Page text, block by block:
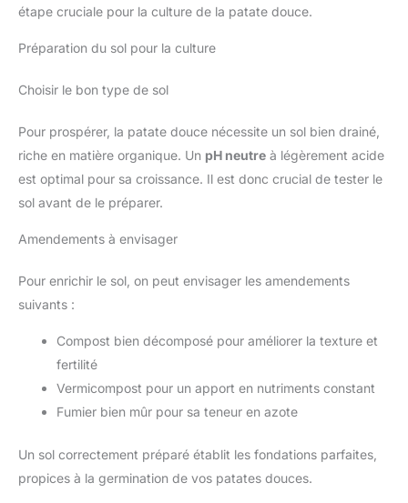
étape cruciale pour la culture de la patate douce.
Préparation du sol pour la culture
Choisir le bon type de sol
Pour prospérer, la patate douce nécessite un sol bien drainé,
riche en matière organique. Un pH neutre à légèrement acide
est optimal pour sa croissance. Il est donc crucial de tester le
sol avant de le préparer.
Amendements à envisager
Pour enrichir le sol, on peut envisager les amendements
suivants :
Compost bien décomposé pour améliorer la texture et
fertilité
Vermicompost pour un apport en nutriments constant
Fumier bien mûr pour sa teneur en azote
Un sol correctement préparé établit les fondations parfaites,
propices à la germination de vos patates douces.